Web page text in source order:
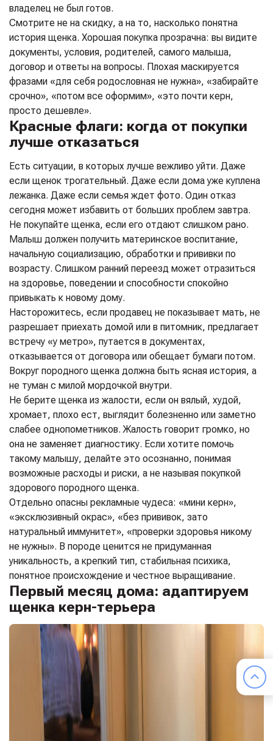
владелец не был готов.
Смотрите не на скидку, а на то, насколько понятна
история щенка. Хорошая покупка прозрачна: вы видите
документы, условия, родителей, самого малыша,
договор и ответы на вопросы. Плохая маскируется
фразами «для себя родословная не нужна», «забирайте
срочно», «потом все оформим», «это почти керн,
просто дешевле».
Красные флаги: когда от покупки
лучше отказаться
Есть ситуации, в которых лучше вежливо уйти. Даже
если щенок трогательный. Даже если дома уже куплена
лежанка. Даже если семья ждет фото. Один отказ
сегодня может избавить от больших проблем завтра.
Не покупайте щенка, если его отдают слишком рано.
Малыш должен получить материнское воспитание,
начальную социализацию, обработки и прививки по
возрасту. Слишком ранний переезд может отразиться
на здоровье, поведении и способности спокойно
привыкать к новому дому.
Насторожитесь, если продавец не показывает мать, не
разрешает приехать домой или в питомник, предлагает
встречу «у метро», путается в документах,
отказывается от договора или обещает бумаги потом.
Вокруг породного щенка должна быть ясная история, а
не туман с милой мордочкой внутри.
Не берите щенка из жалости, если он вялый, худой,
хромает, плохо ест, выглядит болезненно или заметно
слабее однопометников. Жалость говорит громко, но
она не заменяет диагностику. Если хотите помочь
такому малышу, делайте это осознанно, понимая
возможные расходы и риски, а не называя покупкой
здорового породного щенка.
Отдельно опасны рекламные чудеса: «мини керн»,
«эксклюзивный окрас», «без прививок, зато
натуральный иммунитет», «проверки здоровья никому
не нужны». В породе ценится не придуманная
уникальность, а крепкий тип, стабильная психика,
понятное происхождение и честное выращивание.
Первый месяц дома: адаптируем
щенка керн-терьера